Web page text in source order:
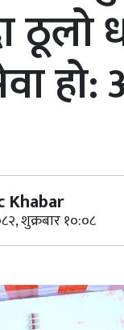
ठूलो
हो:
Khabar
शुक्रबार १०:०८